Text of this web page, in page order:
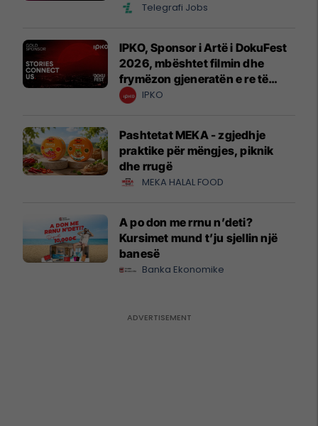
Telegrafi Jobs
IPKO, Sponsor i Artë i DokuFest
2026, mbështet filmin dhe
frymëzon gjeneratën e re të
krijuesve
IPKO
Pashtetat MEKA - zgjedhje
praktike për mëngjes, piknik
dhe rrugë
MEKA HALAL FOOD
A po don me rrnu n’deti?
Kursimet mund t’ju sjellin një
banesë
Banka Ekonomike